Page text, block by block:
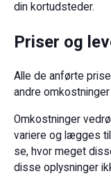
din kortudsteder.
Priser og
Alle de anførte
andre
Omkostninger
variere og lægges
se, hvor meget
disse oplysninger